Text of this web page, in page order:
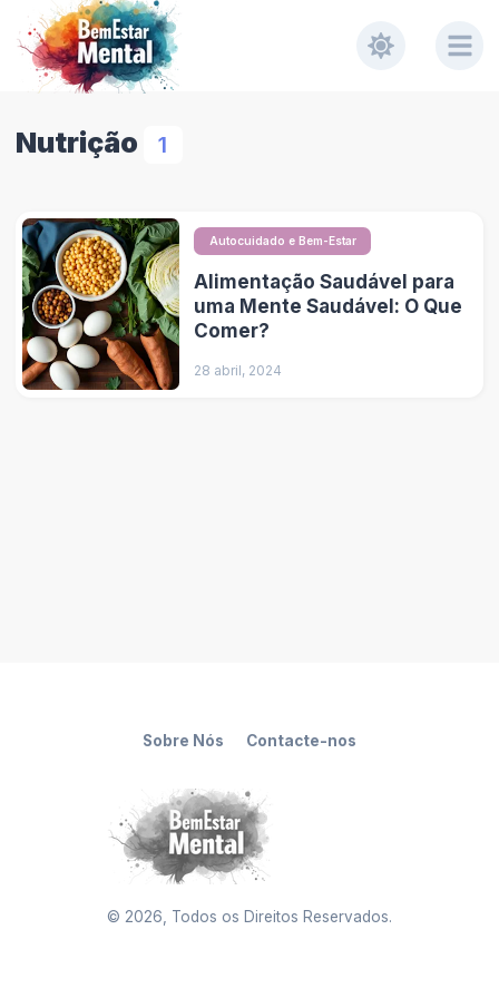
Nutrição 1
Autocuidado e Bem-Estar
Alimentação Saudável para
uma Mente Saudável: O Que
Comer?
28 abril, 2024
© 2026 , Todos os Direitos Reservados.
Sobre Nós Contacte-nos